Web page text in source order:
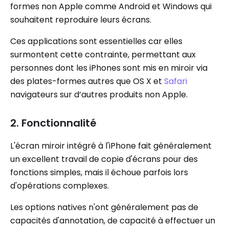
formes non Apple comme Android et Windows qui
souhaitent reproduire leurs écrans.
Ces applications sont essentielles car elles
surmontent cette contrainte, permettant aux
personnes dont les iPhones sont mis en miroir via
des plates-formes autres que OS X et Safari
navigateurs sur d’autres produits non Apple.
2. Fonctionnalité
L'écran miroir intégré à l'iPhone fait généralement
un excellent travail de copie d'écrans pour des
fonctions simples, mais il échoue parfois lors
d'opérations complexes.
Les options natives n'ont généralement pas de
capacités d'annotation, de capacité à effectuer un